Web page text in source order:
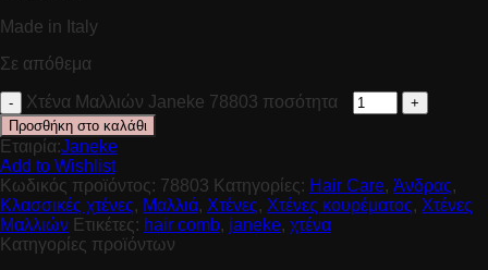
Made in Italy
Σε απόθεμα
Χτένα Μαλλιών Janeke 78803 ποσότητα
Προσθήκη στο καλάθι
Εταιρία:Janeke
Add to Wishlist
Κωδικός προϊόντος: 78803 Κατηγορίες: Hair Care, Άνδρας,
Κλασσικές χτένες, Μαλλιά, Χτένες, Χτένες κουρέματος, Χτένες
Μαλλιών Ετικέτες: hair comb, janeke, χτένα
Κατηγορίες προϊόντων